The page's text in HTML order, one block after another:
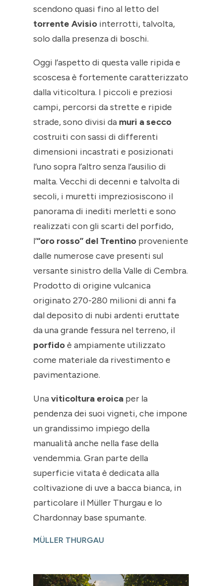
scendono quasi fino al letto del
torrente Avisio interrotti, talvolta,
solo dalla presenza di boschi.
Oggi l’aspetto di questa valle ripida e
scoscesa è fortemente caratterizzato
dalla viticoltura. I piccoli e preziosi
campi, percorsi da strette e ripide
strade, sono divisi da muri a secco
costruiti con sassi di differenti
dimensioni incastrati e posizionati
l’uno sopra l’altro senza l’ausilio di
malta. Vecchi di decenni e talvolta di
secoli, i muretti impreziosiscono il
panorama di inediti merletti e sono
realizzati con gli scarti del porfido,
l’“oro rosso” del Trentino proveniente
dalle numerose cave presenti sul
versante sinistro della Valle di Cembra.
Prodotto di origine vulcanica
originato 270-280 milioni di anni fa
dal deposito di nubi ardenti eruttate
da una grande fessura nel terreno, il
porfidoè ampiamente utilizzato
come materiale da rivestimento e
pavimentazione.
Unaviticoltura eroica per la
pendenza dei suoi vigneti, che impone
un grandissimo impiego della
manualità anche nella fase della
vendemmia. Gran parte della
superficie vitata è dedicata alla
coltivazione di uve a bacca bianca, in
particolare il Müller Thurgau e lo
Chardonnay base spumante.
MÜLLER THURGAU